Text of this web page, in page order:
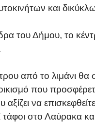
και
του Δήμου, το
από το λιμάνι θα
που
να
τάφοι στο Λαύρακα